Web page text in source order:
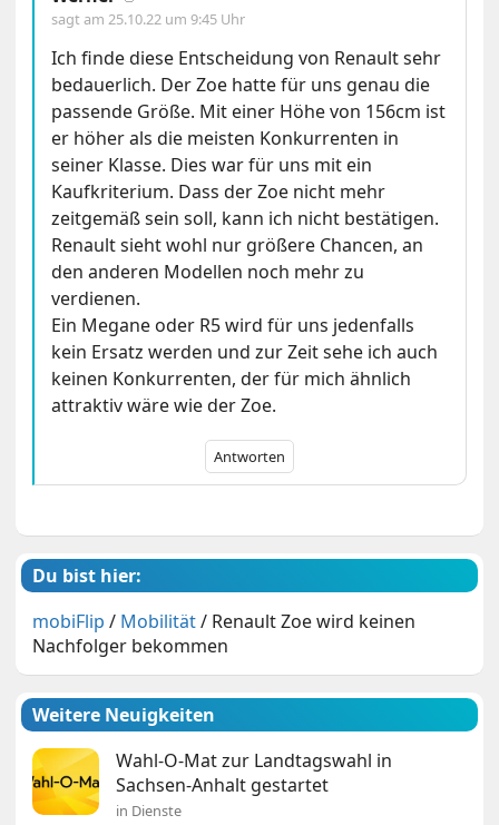
sagt am25.10.22 um 9:45 Uhr
Ich finde diese Entscheidung von Renault sehr
bedauerlich. Der Zoe hatte für uns genau die
passende Größe. Mit einer Höhe von 156cm ist
er höher als die meisten Konkurrenten in
seiner Klasse. Dies war für uns mit ein
Kaufkriterium. Dass der Zoe nicht mehr
zeitgemäß sein soll, kann ich nicht bestätigen.
Renault sieht wohl nur größere Chancen, an
den anderen Modellen noch mehr zu
verdienen.
Ein Megane oder R5 wird für uns jedenfalls
kein Ersatz werden und zur Zeit sehe ich auch
keinen Konkurrenten, der für mich ähnlich
attraktiv wäre wie der Zoe.
Antworten
Du bist hier:
mobiFlip / Mobilität/ Renault Zoe wird keinen
Nachfolger bekommen
Weitere Neuigkeiten
Wahl-O-Mat zur Landtagswahl in
Sachsen-Anhalt gestartet
in Dienste